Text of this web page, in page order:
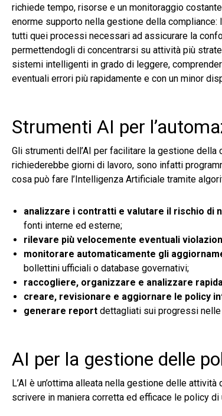
richiede tempo, risorse e un monitoraggio
enorme supporto nella gestione della
tutti quei processi necessari ad assicurare la
permettendogli di concentrarsi su attività più
sistemi intelligenti in grado di leggere,
eventuali errori più rapidamente e con un minor
Strumenti AI per
Gli strumenti dell’AI per facilitare la gestione
richiederebbe giorni di lavoro, sono infatti
cosa può fare l’Intelligenza Artificiale tramite
analizzare i contratti e valutare il rischio di
fonti interne ed esterne;
rilevare più velocemente eventuali
monitorare automaticamente gli
bollettini ufficiali o database governativi;
raccogliere, organizzare e analizzare
creare, revisionare e aggiornare le policy
generare report dettagliati sui progressi
AI per la gestione delle
L’AI è un’ottima alleata nella gestione delle
scrivere in maniera corretta ed efficace le policy di